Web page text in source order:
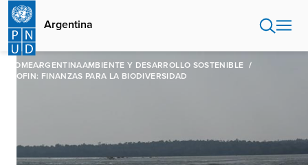
Pasar
contenido
principal
Argentina
HOMEARGENTINAAMBIENTE Y DESARROLLO SOSTENIBLE
BIOFIN: FINANZAS PARA LA BIODIVERSIDAD